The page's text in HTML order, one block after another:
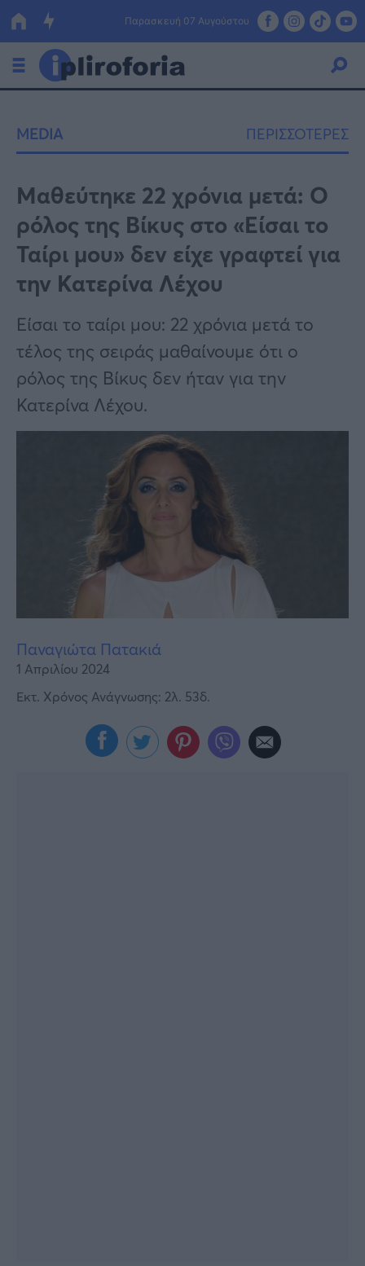
Παρασκευή 07 Αυγούστου
Οικονομία
Πολιτική
Τράπεζες
Επιδοτήσεις
ΕΣΠΑ
Κόσμος
Lifestyle
Αθλητικά
Υγεία
Γυναίκα
MEDIA ΠΕΡΙΣΣΟΤΕΡΕΣ
Μαθεύτηκε 22 χρόνια μετά: Ο
ρόλος της Βίκυς στο «Είσαι το
Ταίρι μου» δεν είχε γραφτεί για
την Κατερίνα Λέχου
Είσαι το ταίρι μου: 22 χρόνια μετά το
τέλος της σειράς μαθαίνουμε ότι ο
ρόλος της Βίκυς δεν ήταν για την
Κατερίνα Λέχου.
Παναγιώτα Πατακιά
1 Απριλίου 2024
Εκτ. Χρόνος Ανάγνωσης: 2λ. 53δ.